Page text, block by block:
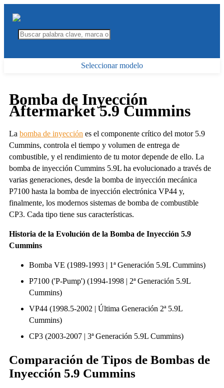
Seleccionar modelo
Bomba de Inyección
Aftermarket 5.9 Cummins
La bomba de inyección es el componente crítico del motor 5.9
Cummins, controla el tiempo y volumen de entrega de
combustible, y el rendimiento de tu motor depende de ello. La
bomba de inyección Cummins 5.9L ha evolucionado a través de
varias generaciones, desde la bomba de inyección mecánica
P7100 hasta la bomba de inyección electrónica VP44 y,
finalmente, los modernos sistemas de bomba de combustible
CP3. Cada tipo tiene sus características.
Historia de la Evolución de la Bomba de Inyección 5.9
Cummins
Bomba VE (1989-1993 | 1ª Generación 5.9L Cummins)
P7100 ('P-Pump') (1994-1998 | 2ª Generación 5.9L
Cummins)
VP44 (1998.5-2002 | Última Generación 2ª 5.9L
Cummins)
CP3 (2003-2007 | 3ª Generación 5.9L Cummins)
Comparación de Tipos de Bombas de
Inyección 5.9 Cummins